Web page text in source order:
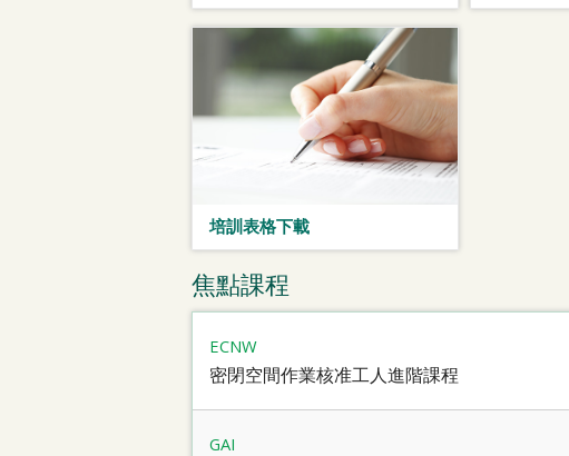
培訓表格下載
焦點課程
ECNW
密閉空間作業核准工人進階課程
GAI